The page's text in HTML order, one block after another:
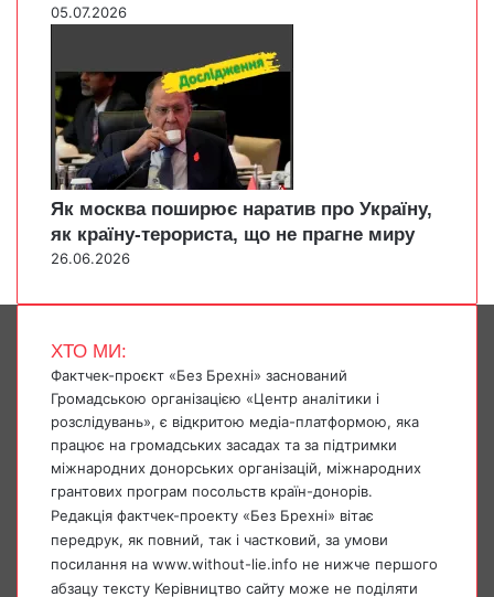
05.07.2026
Як москва поширює наратив про Україну,
як країну-терориста, що не прагне миру
26.06.2026
ХТО МИ:
Фактчек-проєкт «Без Брехні» заснований
Громадською організацією «Центр аналітики і
розслідувань», є відкритою медіа-платформою, яка
працює на громадських засадах та за підтримки
міжнародних донорських організацій, міжнародних
грантових програм посольств країн-донорів.
Редакція фактчек-проекту «Без Брехні» вітає
передрук, як повний, так і частковий, за умови
посилання на www.without-lie.info не нижче першого
абзацу тексту Керівництво сайту може не поділяти